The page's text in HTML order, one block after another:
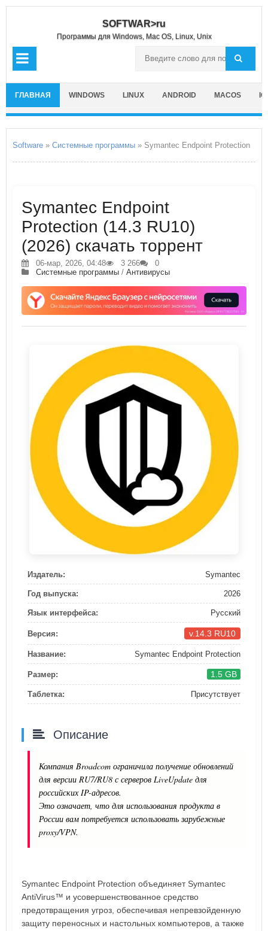
SOFTWAR>ru
Программы для Windows, Mac OS, Linux, Unix
ГЛАВНАЯ WINDOWS LINUX ANDROID MACOS
Software » Системные программы » Symantec Endpoint Protection
Symantec Endpoint
Protection (14.3 RU10)
(2026) скачать торрент
06-мар, 2026, 04:48 3 266
0
Системные программы / Антивирусы
Издатель: Symantec
Год выпуска: 2026
Язык интерфейса: Русский
Версия: v.14.3 RU10
Название: Symantec Endpoint Protection
Размер: 1.5 GB
Таблетка: Присутствует
Описание
Компания Broadcom ограничила получение обновлений
для версии RU7/RU8 с серверов LiveUpdate для
российских IP-адресов.
Это означает, что для использования продукта в
России вам потребуется использовать зарубежные
proxy/VPN.
Symantec Endpoint Protection объединяет Symantec
AntiVirus™ и усовершенствованное средство
предотвращения угроз, обеспечивая непревзойденную
защиту переносных и настольных компьютеров, а также